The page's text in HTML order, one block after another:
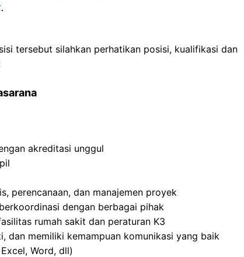
.
tersebut silahkan perhatikan posisi, kualifikasi dan
akreditasi unggul
perencanaan, dan manajemen proyek
dengan berbagai pihak
rumah sakit dan peraturan K3
dan memiliki kemampuan komunikasi yang baik
Word, dll)